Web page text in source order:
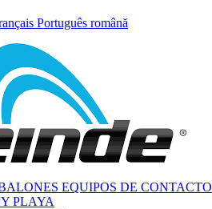
Português română
EQUIPOS DE CONTACTO
PLAYA